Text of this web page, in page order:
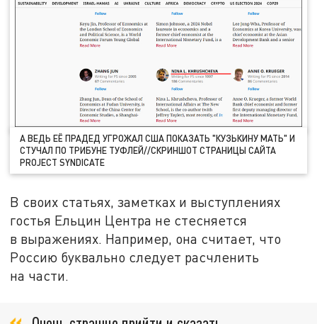
А ВЕДЬ ЕЁ ПРАДЕД УГРОЖАЛ США ПОКАЗАТЬ "КУЗЬКИНУ МАТЬ" И
СТУЧАЛ ПО ТРИБУНЕ ТУФЛЕЙ//СКРИНШОТ СТРАНИЦЫ САЙТА
PROJECT SYNDICATE
В своих статьях, заметках и выступлениях
гостья Ельцин Центра не стесняется
в выражениях. Например, она считает, что
Россию буквально следует расчленить
на части.